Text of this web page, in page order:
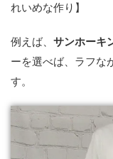
れいめな作り】
例えば、 サンホーキ
ーを選べば、ラフな
す。